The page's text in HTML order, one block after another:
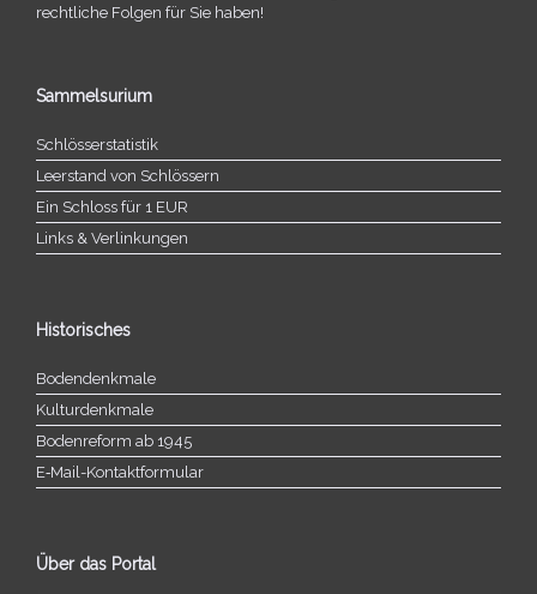
recht­li­che Folgen für Sie haben!
Sammelsurium
Schlösserstatistik
Leerstand von Schlössern
Ein Schloss für 1 EUR
Links & Verlinkungen
Historisches
Bodendenkmale
Kulturdenkmale
Bodenreform ab 1945
E‑Mail-​​Kontaktformular
Über das Portal